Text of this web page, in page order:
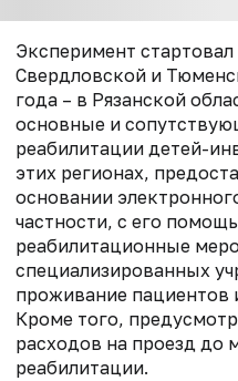
Эксперимент стартовал
Свердловской и
года – в Рязанской
основные и
реабилитации детей-
этих регионах,
основании
частности, с его
реабилитационные
специализированных
проживание
Кроме того,
расходов на проезд до
реабилитации.